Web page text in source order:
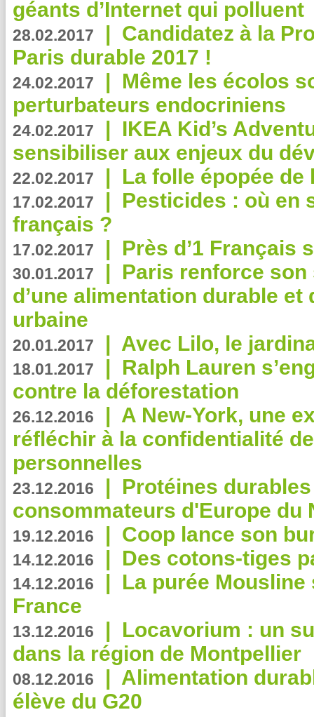
géants d’Internet qui polluent
28.02.2017 | Candidatez à la
Paris durable 2017 !
24.02.2017 | Même les écolos
perturbateurs endocriniens
24.02.2017 | IKEA Kid’s
sensibiliser aux enjeux du
22.02.2017 | La folle épopée de
17.02.2017 | Pesticides : où en
français ?
17.02.2017 | Près d’1 Français
30.01.2017 | Paris renforce
d’une alimentation durable et
urbaine
20.01.2017 | Avec Lilo, le
18.01.2017 | Ralph Lauren
contre la déforestation
26.12.2016 | A New-York, une
réfléchir à la confidentialité
personnelles
23.12.2016 | Protéines
consommateurs d'Europe du
19.12.2016 | Coop lance son
14.12.2016 | Des cotons-tiges
14.12.2016 | La purée
France
13.12.2016 | Locavorium : un
dans la région de Montpellier
08.12.2016 | Alimentation
élève du G20